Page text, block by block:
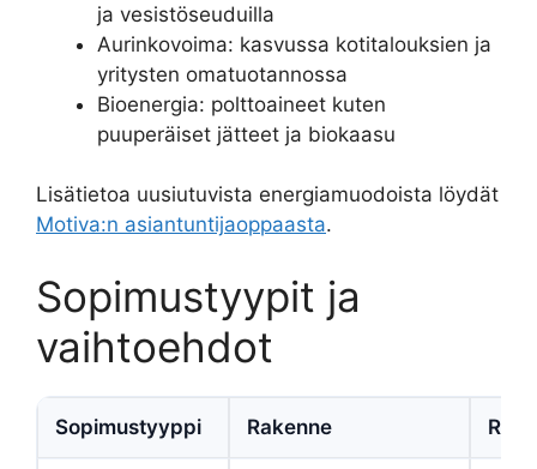
ja vesistöseuduilla
Aurinkovoima: kasvussa kotitalouksien ja
yritysten omatuotannossa
Bioenergia: polttoaineet kuten
puuperäiset jätteet ja biokaasu
Lisätietoa uusiutuvista energiamuodoista löydät
Motiva:n asiantuntijaoppaasta.
Sopimustyypit ja
vaihtoehdot
Sopimustyyppi Rakenne